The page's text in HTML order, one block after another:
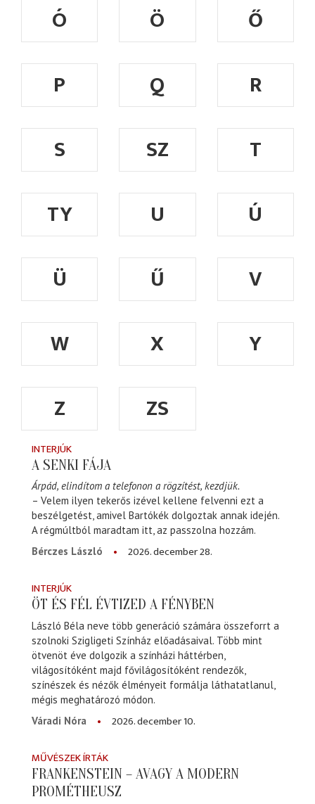
Ó Ö
Ő
P
Q
R
S
SZ
T
TY
U
Ú
Ü
Ű
V
W
X
Y
Z
ZS
INTERJÚK
A SENKI FÁJA
Árpád, elindítom a telefonon a rögzítést, kezdjük.
– Velem ilyen tekerős izével kellene felvenni ezt a
beszélgetést, amivel Bartókék dolgoztak annak idején.
A régmúltból maradtam itt, az passzolna hozzám.
Bérczes László
2026. december 28.
INTERJÚK
ÖT ÉS FÉL ÉVTIZED A FÉNYBEN
László Béla neve több generáció számára összeforrt a
szolnoki Szigligeti Színház előadásaival. Több mint
ötvenöt éve dolgozik a színházi háttérben,
világosítóként majd fővilágosítóként rendezők,
színészek és nézők élményeit formálja láthatatlanul,
mégis meghatározó módon.
Váradi Nóra
2026. december 10.
MŰVÉSZEK ÍRTÁK
FRANKENSTEIN – AVAGY A MODERN
PROMÉTHEUSZ